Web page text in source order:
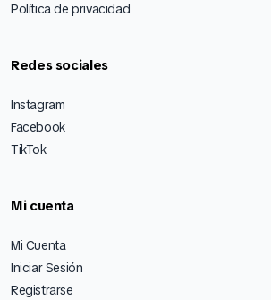
Política de privacidad
Redes sociales
Instagram
Facebook
TikTok
Mi cuenta
Mi Cuenta
Iniciar Sesión
Registrarse